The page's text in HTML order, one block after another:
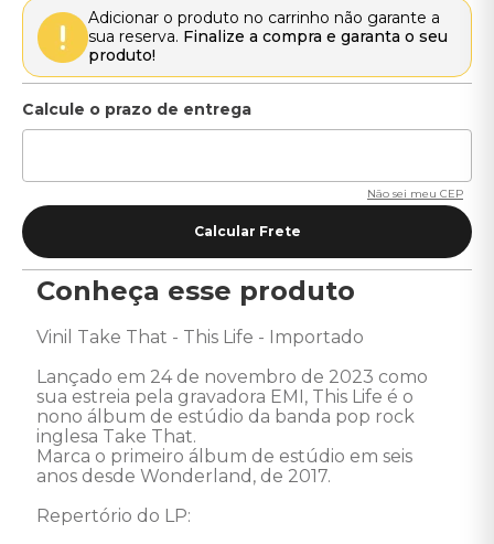
Adicionar o produto no carrinho não garante a
sua reserva. Finalize a compra e garanta o seu
produto!
Não sei meu CEP
Conheça esse produto
Vinil Take That - This Life - Importado
Lançado em 24 de novembro de 2023 como
sua estreia pela gravadora EMI, This Life é o
nono álbum de estúdio da banda pop rock
inglesa Take That.
Marca o primeiro álbum de estúdio em seis
anos desde Wonderland, de 2017.
Repertório do LP: